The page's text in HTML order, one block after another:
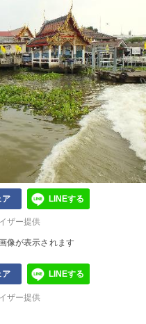
ア LINEする
ザー提供
像が表示されます
ア LINEする
ザー提供